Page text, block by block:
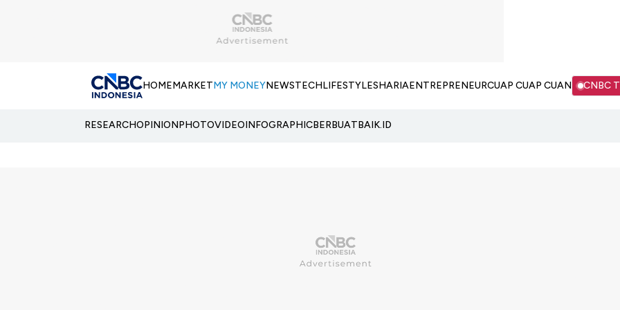
HOMEMARKETMY MONEYNEWSTECHLIFESTYLESHARIAENTREPRENEURCUAP CUAP CUAN CNBC
RESEARCHOPINIONPHOTOVIDEOINFOGRAPHICBERBUATBAIK.ID